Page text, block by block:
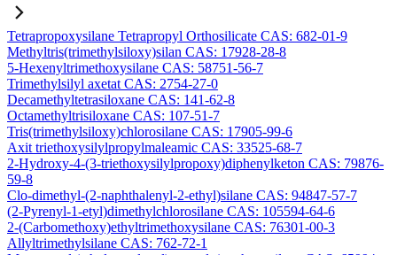
Tetrapropoxysilane Tetrapropyl Orthosilicate CAS: 682-01-9
Methyltris(trimethylsiloxy)silan CAS: 17928-28-8
5-Hexenyltrimethoxysilane CAS: 58751-56-7
Trimethylsilyl axetat CAS: 2754-27-0
Decamethyltetrasiloxane CAS: 141-62-8
Octamethyltrisiloxane CAS: 107-51-7
Tris(trimethylsiloxy)chlorosilane CAS: 17905-99-6
Axit triethoxysilylpropylmaleamic CAS: 33525-68-7
2-Hydroxy-4-(3-triethoxysilylpropoxy)diphenylketon CAS: 79876-
59-8
Clo-dimethyl-(2-naphthalenyl-2-ethyl)silane CAS: 94847-57-7
(2-Pyrenyl-1-etyl)dimethylchlorosilane CAS: 105594-64-6
2-(Carbomethoxy)ethyltrimethoxysilane CAS: 76301-00-3
Allyltrimethylsilane CAS: 762-72-1